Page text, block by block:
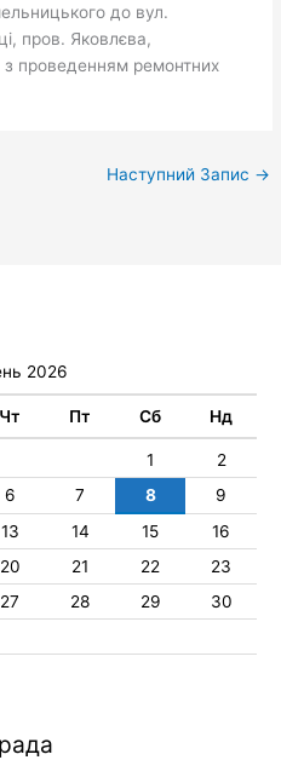
до вул.
пров. Яковлєва,
з проведенням ремонтних
Наступний Запис →
2026
Чт Пт Сб Нд
1
2
6 7 8
9
13 14 15
16
20 21 22
23
27 28 29
30